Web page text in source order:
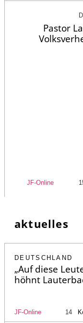
Pastor
JF-Online
aktuelles
DEUTSCHLAND
„Auf diese
höhnt
JF-Online 14